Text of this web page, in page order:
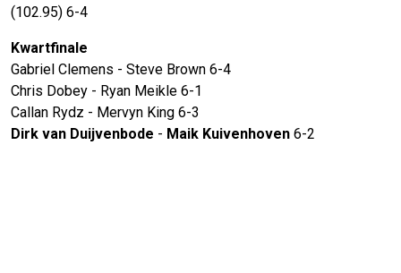
(102.95) 6-4
Kwartfinale
Gabriel Clemens - Steve Brown 6-4
Chris Dobey - Ryan Meikle 6-1
Callan Rydz - Mervyn King 6-3
Dirk van Duijvenbode - Maik Kuivenhoven 6-2